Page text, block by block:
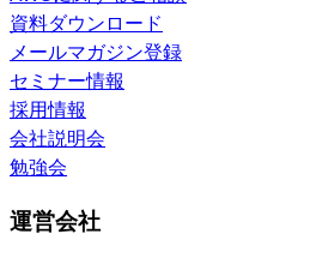
資料ダウンロード
メールマガジン登録
セミナー情報
採用情報
会社説明会
勉強会
運営会社